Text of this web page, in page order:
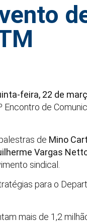
feira, 22 de
Encontro de
de Mino
Vargas
sindical.
para o
mais de 1,2